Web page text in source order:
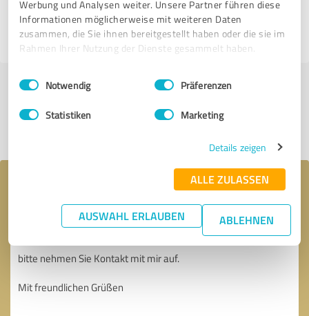
Werbung und Analysen weiter. Unsere Partner führen diese
Informationen möglicherweise mit weiteren Daten
zusammen, die Sie ihnen bereitgestellt haben oder die sie im
Rahmen Ihrer Nutzung der Dienste gesammelt haben.
Impressum Datenschutzbestimmungen
Einwilligungsauswahl
Notwendig Präferenzen
Statistiken Marketing
Details zeigen
ALLE ZULASSEN
AUSWAHL ERLAUBEN ABLEHNEN
11.04.2024 Anonym
Jetzt bewerten
Ihre Nachricht an HANDFÄCHER CANELA